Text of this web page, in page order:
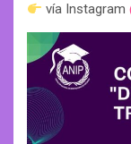
vía Instagram